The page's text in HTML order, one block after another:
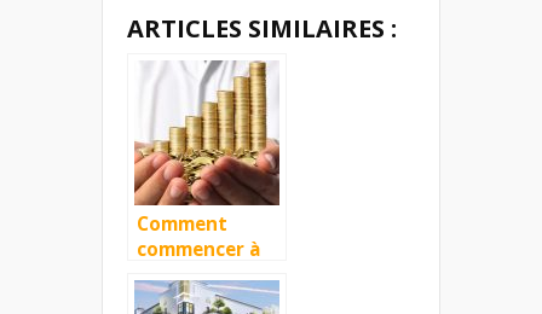
ARTICLES SIMILAIRES :
Comment
commencer à
investir dans
l’immobilier ?